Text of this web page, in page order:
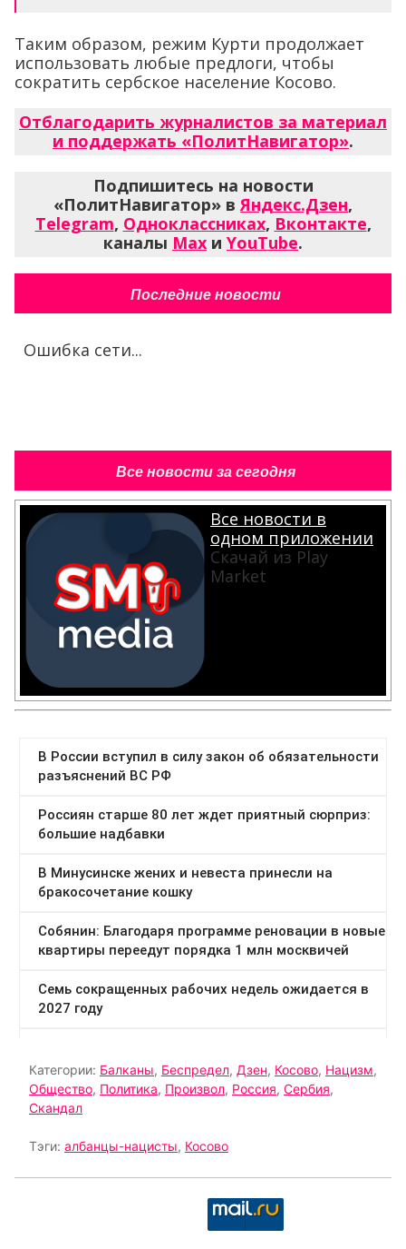
Таким образом, режим Курти продолжает
использовать любые предлоги, чтобы
сократить сербское население Косово.
Отблагодарить журналистов за материал
и поддержать «ПолитНавигатор».
Подпишитесь на новости
«ПолитНавигатор» вЯндекс.Дзен,
Telegram, Одноклассниках, Вконтакте,
каналы Max и YouTube.
Последние новости
Ошибка сети...
Все новости за сегодня
Все новости в
одном приложении
Скачай из Play
Market
Категории: Балканы, Беспредел, Дзен, Косово, Нацизм,
Общество, Политика, Произвол, Россия, Сербия,
Скандал
Тэги: албанцы-нацисты, Косово